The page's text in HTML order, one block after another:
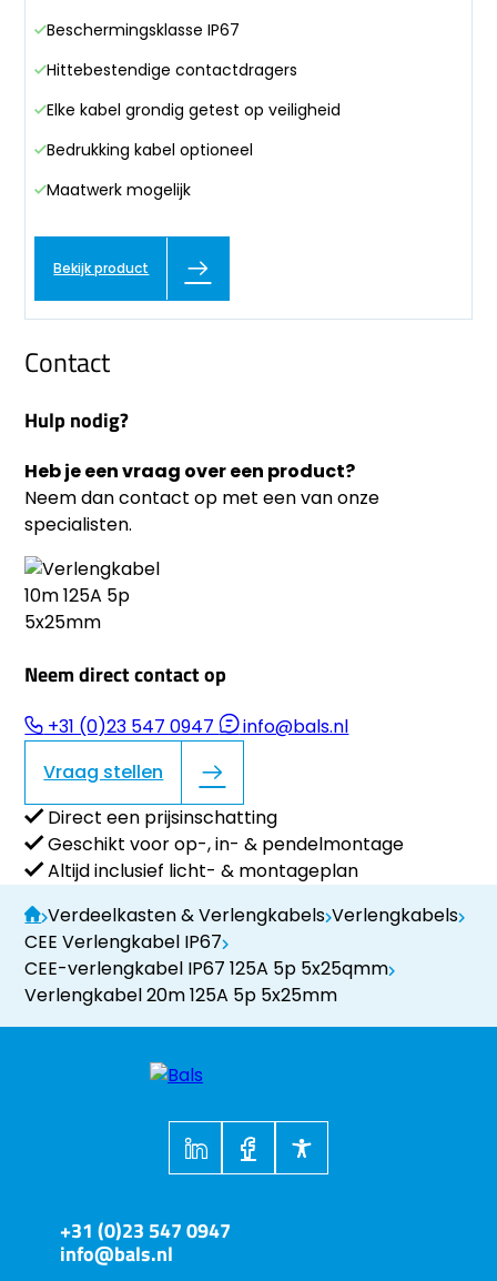
Beschermingsklasse IP67
Hittebestendige contactdragers
Elke kabel grondig getest op veiligheid
Bedrukking kabel optioneel
Maatwerk mogelijk
Bekijk product
Contact
Hulp nodig?
Heb je een vraag over een product?
Neem dan contact op met een van onze
specialisten.
Neem direct contact op
+31 (0)23 547 0947
info@bals.nl
Vraag stellen
Direct een prijsinschatting
Geschikt voor op-, in- & pendelmontage
Altijd inclusief licht- & montageplan
Verdeelkasten & Verlengkabels Verlengkabels
CEE Verlengkabel IP67
CEE-verlengkabel IP67 125A 5p 5x25qmm
Verlengkabel 20m 125A 5p 5x25mm
+31 (0)23 547 0947
info@bals.nl